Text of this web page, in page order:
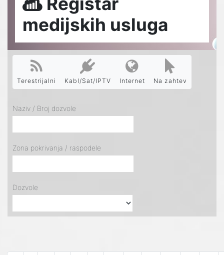
medijskih usluga
Terestrijalni Kabl/Sat/IPTV Internet Na zahtev
Naziv / Broj dozvole
Zona pokrivanja / raspodele
Dozvole